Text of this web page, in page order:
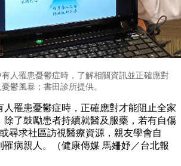
人罹患憂鬱症時，了解相關資訊並正確應對
鬱風暴；書田診所提供。
人罹患憂鬱症時，正確應對才能阻止全家
除了鼓勵患者持續就醫及服藥，若有自傷
尋求社區訪視醫療資源，親友學會自
罹病親人。（健康傳媒 馬姍妤／台北報